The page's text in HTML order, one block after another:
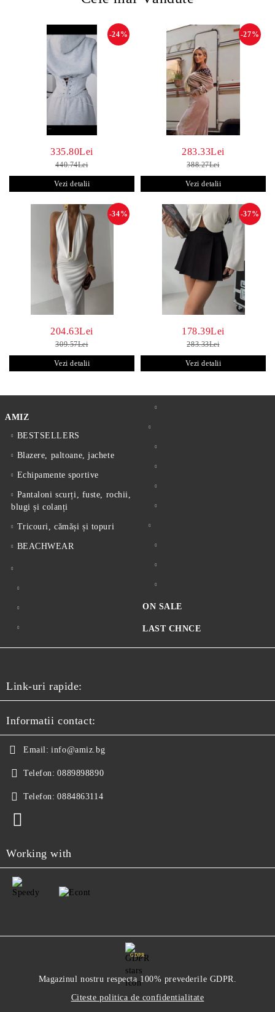
-24%
335.80Lei
440.74Lei
Vezi detalii
-27%
283.33Lei
388.27Lei
Vezi detalii
-34%
204.63Lei
309.57Lei
Vezi detalii
-37%
178.39Lei
283.33Lei
Vezi detalii
AMIZ
BESTSELLERS
Blazere, paltoane, jachete
Echipamente sportive
Pantaloni scurți, fuste, rochii,
blugi și colanți
Tricouri, cămăși și topuri
BEACHWEAR
ON SALE
LAST CHNCE
Link-uri rapide:
Informatii contact:
Email: info@amiz.bg
Telefon: 0889898890
Telefon: 0884863114
Working with
GDPR
Magazinul nostru respecta 100% prevederile GDPR.
Citeste politica de confidentialitate